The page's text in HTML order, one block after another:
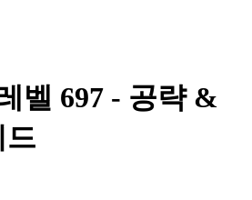
벨 697 - 공략 &